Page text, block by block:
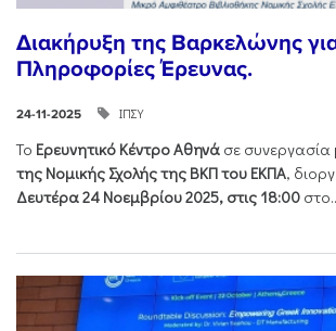
Διακήρυξη της Βαρκελώνης για
Πληροφορίες Έρευνας.
24-11-2025 ΙΠΣΥ
Το Ερευνητικό Κέντρο Αθηνά σε συνεργασία
της Νομικής Σχολής της ΒΚΠ του ΕΚΠΑ,
Δευτέρα 24 Νοεμβρίου 2025, στις 18:00